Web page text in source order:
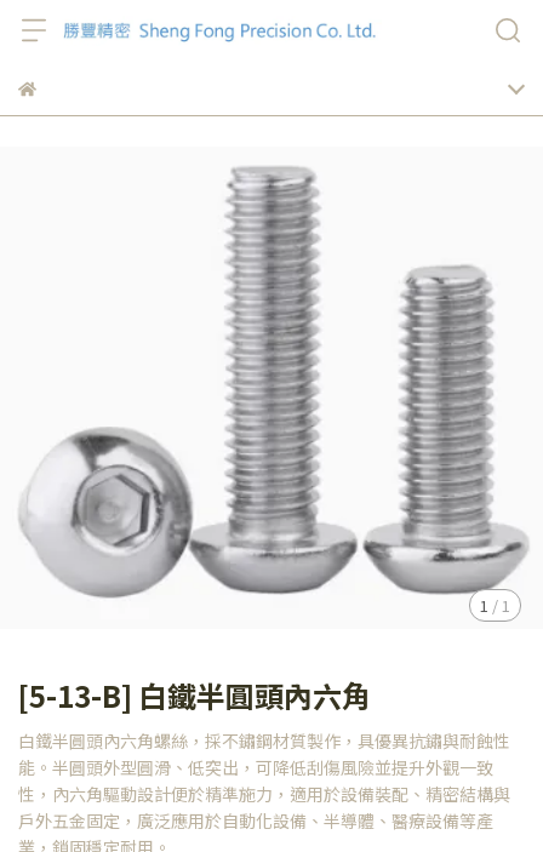
1 / 1
[5-13-B] 白鐵半圓頭內六角
白鐵半圓頭內六角螺絲，採不鏽鋼材質製作，具優異抗鏽與耐蝕性
能。半圓頭外型圓滑、低突出，可降低刮傷風險並提升外觀一致
性，內六角驅動設計便於精準施力，適用於設備裝配、精密結構與
戶外五金固定，廣泛應用於自動化設備、半導體、醫療設備等產
業，鎖固穩定耐用。